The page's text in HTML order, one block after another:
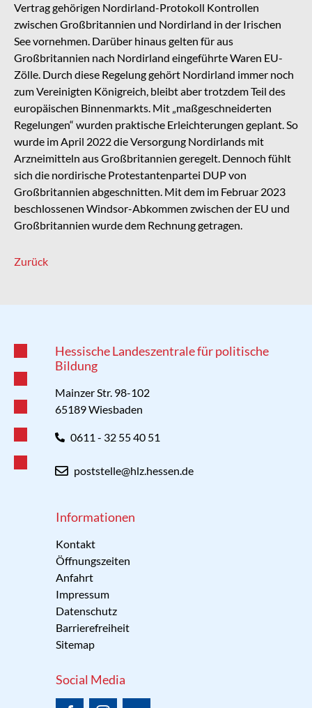
Vertrag gehörigen Nordirland-Protokoll Kontrollen
zwischen Großbritannien und Nordirland in der Irischen
See vornehmen. Darüber hinaus gelten für aus
Großbritannien nach Nordirland eingeführte Waren EU-
Zölle. Durch diese Regelung gehört Nordirland immer noch
zum Vereinigten Königreich, bleibt aber trotzdem Teil des
europäischen Binnenmarkts. Mit „maßgeschneiderten
Regelungen“ wurden praktische Erleichterungen geplant. So
wurde im April 2022 die Versorgung Nordirlands mit
Arzneimitteln aus Großbritannien geregelt. Dennoch fühlt
sich die nordirische Protestantenpartei DUP von
Großbritannien abgeschnitten. Mit dem im Februar 2023
beschlossenen Windsor-Abkommen zwischen der EU und
Großbritannien wurde dem Rechnung getragen.
Zurück
Hessische Landeszentrale für politische
Bildung
Mainzer Str. 98-102
65189 Wiesbaden
0611 - 32 55 40 51
poststelle@hlz.hessen.de
Informationen
Kontakt
Öffnungszeiten
Anfahrt
Impressum
Datenschutz
Barrierefreiheit
Sitemap
Social Media